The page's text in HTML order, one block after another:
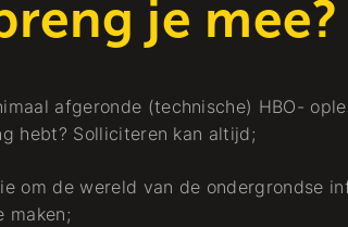
je mee?
afgeronde (technische) HBO-
hebt? Solliciteren kan altijd;
om de wereld van de ondergrondse
maken;